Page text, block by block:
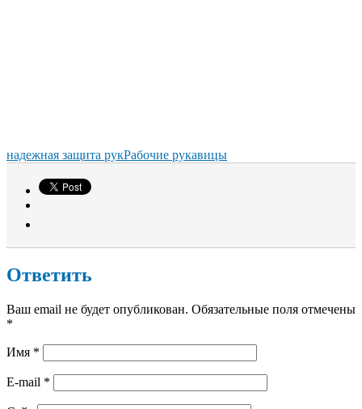
надежная защита рукРабочие рукавицы
Ответить
Ваш email не будет опубликован. Обязательные поля отмечены
*
Имя *
E-mail *